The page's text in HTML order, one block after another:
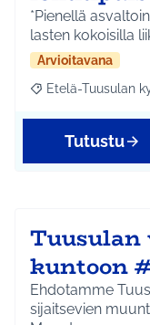
*Pienellä
lasten kokoisilla
Arvioitavana
Rajaa tulokset
Etelä-Tuusulan
Tutustu
kuntoon
Ehdotamme
sijaitsevien